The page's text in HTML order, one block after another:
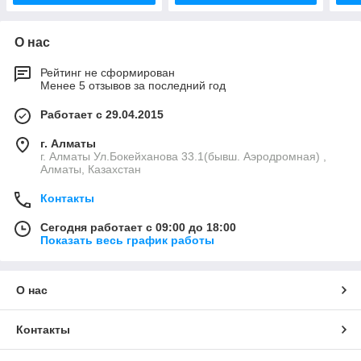
О нас
Рейтинг не сформирован
Менее 5 отзывов за последний год
Работает с 29.04.2015
г. Алматы
г. Алматы Ул.Бокейханова 33.1(бывш. Аэродромная) ,
Алматы, Казахстан
Контакты
Сегодня работает с 09:00 до 18:00
Показать весь график работы
О нас
Контакты